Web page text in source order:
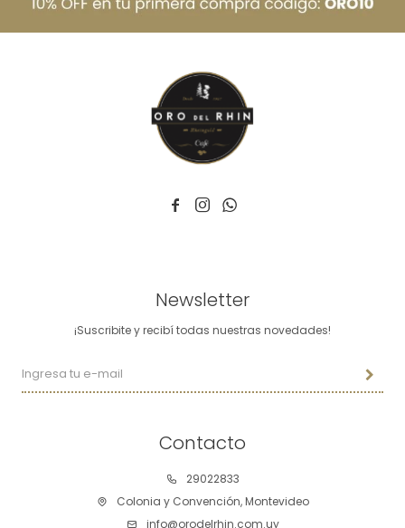
  
Contacto
29022833
Colonia y Convención, Montevideo
info@orodelrhin.com.uy
Newsletter
¡Suscribite y recibí todas nuestras novedades!